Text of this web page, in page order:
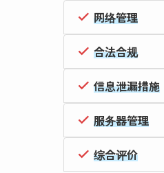
网络管理
合法合规
信息泄漏措施
服务器管理
综合评价